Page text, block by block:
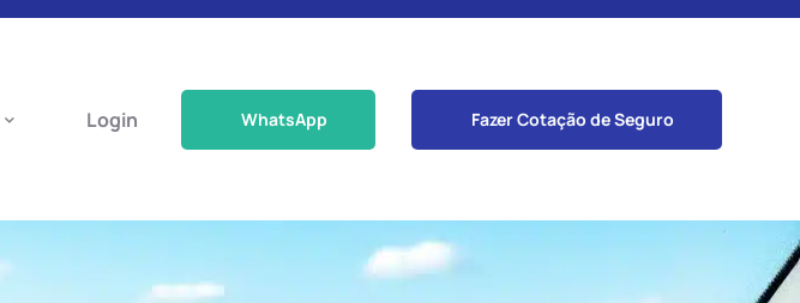
Login WhatsApp Fazer Cotação de Seguro